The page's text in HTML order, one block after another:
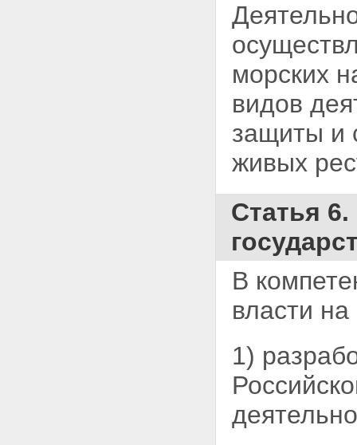
морских
видов
защиты и
живых
Статья
В
власти
1)